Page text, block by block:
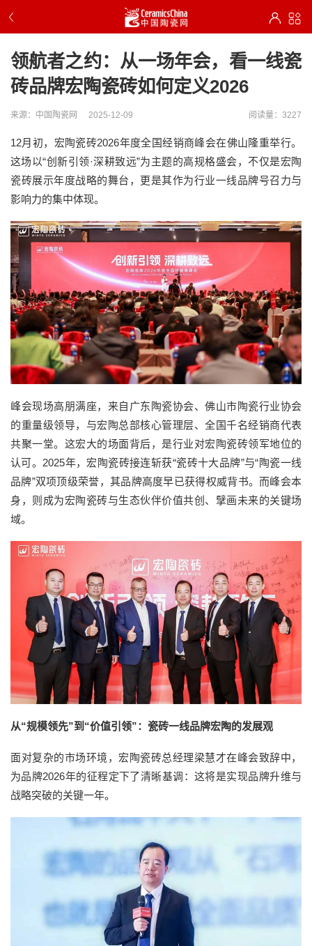
领航者之约：从一场年会，看一线瓷
砖品牌宏陶瓷砖如何定义2026
来源：中国陶瓷网 2025-12-09 阅读量：3227
12月初，宏陶瓷砖2026年度全国经销商峰会在佛山隆重举行。
这场以“创新引领·深耕致远”为主题的高规格盛会，不仅是宏陶
瓷砖展示年度战略的舞台，更是其作为行业一线品牌号召力与
影响力的集中体现。
峰会现场高朋满座，来自广东陶瓷协会、佛山市陶瓷行业协会
的重量级领导，与宏陶总部核心管理层、全国千名经销商代表
共聚一堂。这宏大的场面背后，是行业对宏陶瓷砖领军地位的
认可。2025年，宏陶瓷砖接连斩获“瓷砖十大品牌”与“陶瓷一线
品牌”双项顶级荣誉，其品牌高度早已获得权威背书。而峰会本
身，则成为宏陶瓷砖与生态伙伴价值共创、擘画未来的关键场
域。
从“规模领先”到“价值引领”：瓷砖一线品牌宏陶的发展观
面对复杂的市场环境，宏陶瓷砖总经理梁慧才在峰会致辞中，
为品牌2026年的征程定下了清晰基调：这将是实现品牌升维与
战略突破的关键一年。